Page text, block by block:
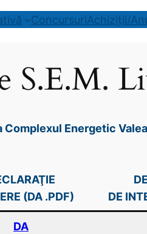
ConcursuriAchiziții/
S.E.M.
Energetic
(DA .PDF)
DE
DA